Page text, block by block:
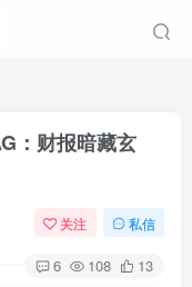
：财报暗藏玄
关注 私信
6 108 13